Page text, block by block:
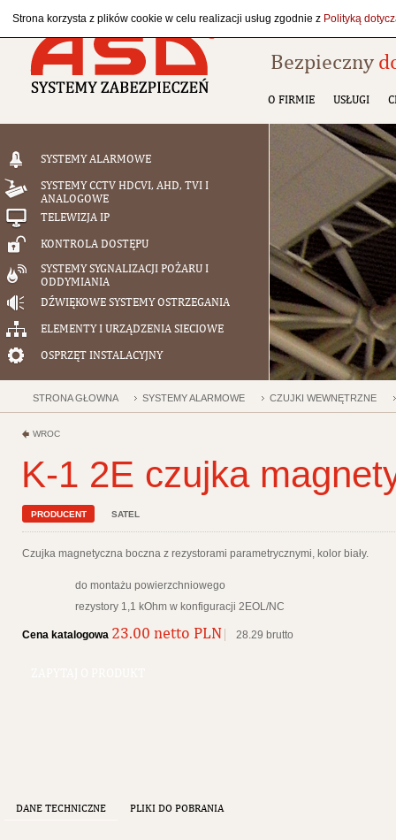
Bezpieczny
O FIRMIE USŁUGI
SYSTEMY ALARMOWE
SYSTEMY CCTV HDCVI, AHD, TVI I
ANALOGOWE
TELEWIZJA IP
KONTROLA DOSTĘPU
SYSTEMY SYGNALIZACJI POŻARU I
ODDYMIANIA
DŹWIĘKOWE SYSTEMY OSTRZEGANIA
ELEMENTY I URZĄDZENIA SIECIOWE
OSPRZĘT INSTALACYJNY
STRONA GŁÓWNA SYSTEMY ALARMOWE CZUJKI WEWNĘTRZNE
WRÓĆ
K-1 2E czujka
PRODUCENT SATEL
Czujka magnetyczna boczna z rezystorami parametrycznymi, kolor biały.
do montażu powierzchniowego
rezystory 1,1 kOhm w konfiguracji 2EOL/NC
Cena katalogowa 23.00 netto PLN 28.29 brutto
DANE TECHNICZNE PLIKI DO POBRANIA
Strona korzysta z plików cookie w celu realizacji usług zgodnie z Polityką